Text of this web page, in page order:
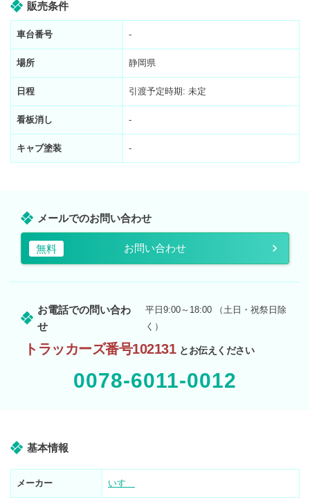
販売条件
車台番号 -
場所 静岡県
日程 引渡予定時期: 未定
看板消し -
キャブ塗装 -
メールでのお問い合わせ
無料 お問い合わせ
お電話での問い合わ
せ
平日9:00～18:00 （土日・祝祭日除
く）
トラッカーズ番号102131 とお伝えください
0078-6011-0012
基本情報
メーカー いすゞ